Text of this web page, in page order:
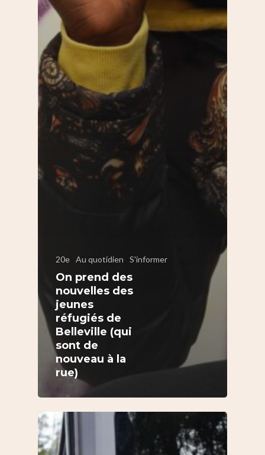
20e Au quotidien S'informer
On prend des
nouvelles des
jeunes
réfugiés de
Belleville (qui
sont de
nouveau à la
rue)